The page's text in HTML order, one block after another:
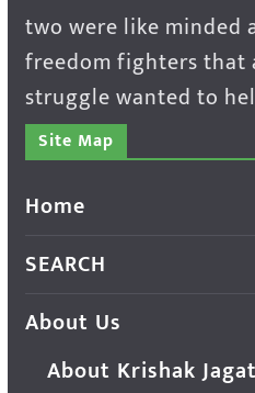
two were like minded
freedom fighters
struggle wanted to
Site Map
Home
SEARCH
About Us
About Krishak Jagat